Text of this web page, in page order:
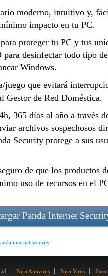
moderno, intuitivo y,
impacto en tu PC.
proteger tu PC y tus
desinfectar todo tipo
Windows.
que evitará
Gestor de Red Doméstica.
365 días al año a través
archivos sospechosos
Security protege a sus
de que los productos
uso de recursos en el
Panda Internet
internet security
Foro Antivirus Foro Virus Foro